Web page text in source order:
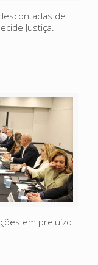
de
Justiça.
em prejuízo